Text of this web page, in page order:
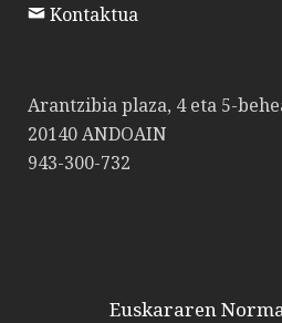
Kontaktua
Arantzibia plaza, 4 eta 5-
20140 ANDOAIN
943-300-732
Euskararen